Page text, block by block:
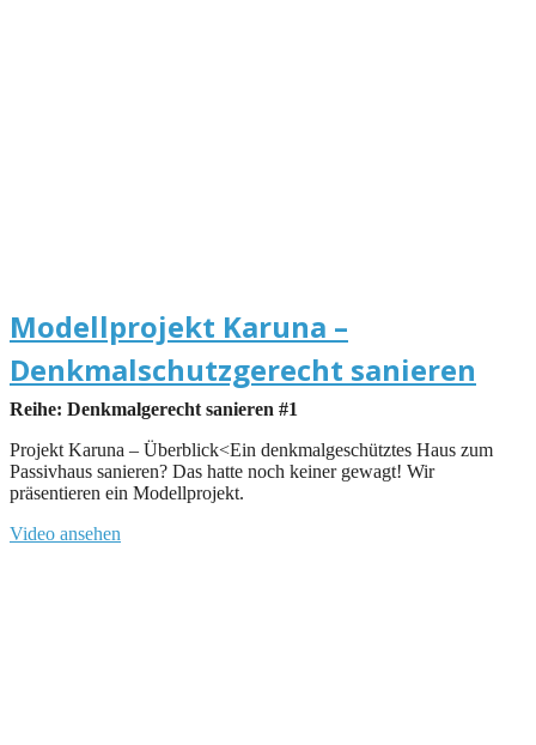
Modellprojekt Karuna –
Denkmalschutzgerecht sanieren
Reihe: Denkmalgerecht sanieren #1
Projekt Karuna – Überblick<Ein denkmalgeschütztes Haus zum
Passivhaus sanieren? Das hatte noch keiner gewagt! Wir
präsentieren ein Modellprojekt.
Video ansehen